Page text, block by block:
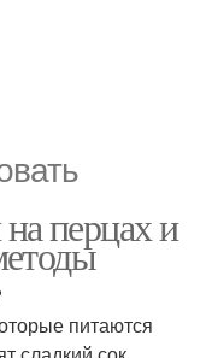
перцах и
питаются